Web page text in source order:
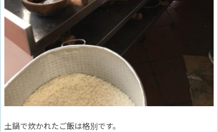
土鍋で炊かれたご飯は格別です。